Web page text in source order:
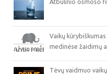
Atbulinio osmoso
Vaikų
medinėse žaidimų
Tėvų vaidmuo